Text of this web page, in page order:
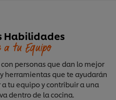
Habilidades
a tu Equipo
personas que dan lo mejor
herramientas que te ayudarán
tu equipo y contribuir a una
dentro de la cocina.